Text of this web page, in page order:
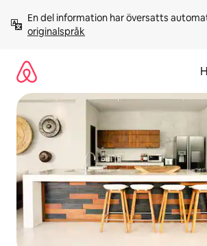
innehåll
En del information har översatts
originalspråk